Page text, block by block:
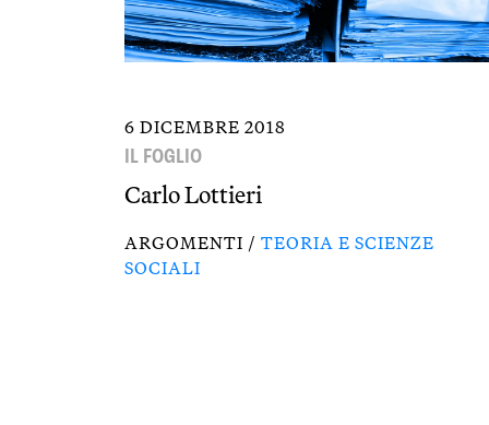
6 DICEMBRE 2018
IL FOGLIO
Carlo Lottieri
ARGOMENTI / TEORIA E SCIENZE
SOCIALI